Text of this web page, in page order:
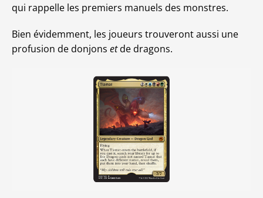
qui rappelle les premiers manuels des monstres.
Bien évidemment, les joueurs trouveront aussi une
profusion de donjons etde dragons.